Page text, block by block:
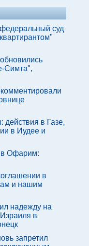
суд
Симта",
действия в Газе,
в Иудее и
в Офарим:
в
и нашим
надежду на
в
запретил